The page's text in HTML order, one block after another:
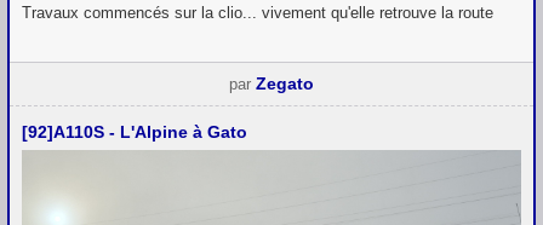
Travaux commencés sur la clio... vivement qu'elle retrouve la route
par Zegato
[92]A110S - L'Alpine à Gato